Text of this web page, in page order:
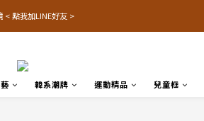
< 點我加LINE好友 >
韓系潮牌 運動精品 兒童框